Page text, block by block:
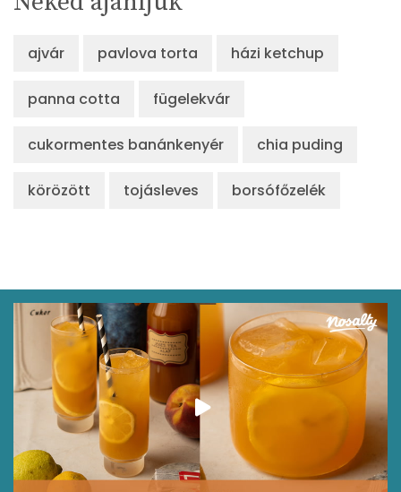
ajvár pavlova torta házi ketchup
panna cotta fügelekvár
cukormentes banánkenyér chia puding
körözött tojásleves borsófőzelék